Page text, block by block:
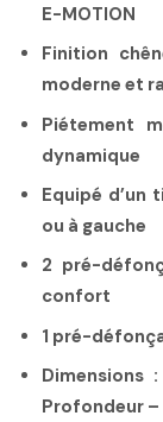
E-MOTION
Finition
moderne et
Piétement
dynamique
Equipé d’un
ou à gauche
2 pré-
confort
1 pré-
Dimensions
Profondeur